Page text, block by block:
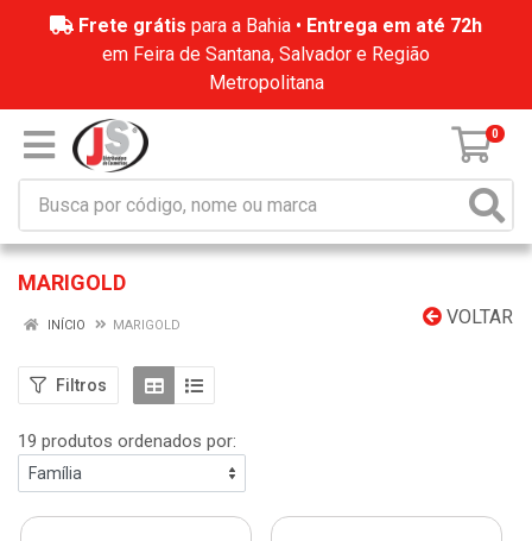
Frete grátis para a Bahia • Entrega em até 72h
em Feira de Santana, Salvador e Região
Metropolitana
0
MARIGOLD
VOLTAR
INÍCIO MARIGOLD
Filtros
19 produtos ordenados por: